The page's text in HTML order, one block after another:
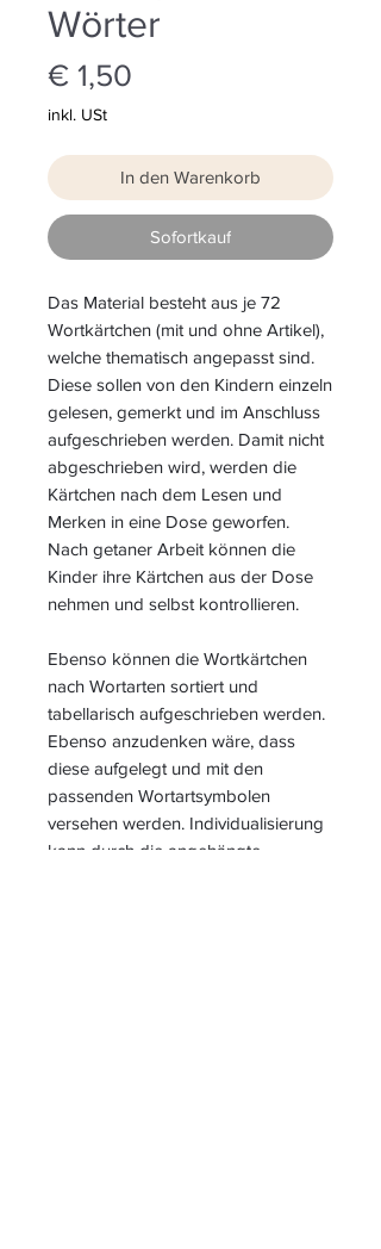
Wörter
€ 1,50
inkl. USt
In den Warenkorb
Sofortkauf
Das Material besteht aus je 72
Wortkärtchen (mit und ohne Artikel),
welche thematisch angepasst sind.
Diese sollen von den Kindern einzeln
gelesen, gemerkt und im Anschluss
aufgeschrieben werden. Damit nicht
abgeschrieben wird, werden die
Kärtchen nach dem Lesen und
Merken in eine Dose geworfen.
Nach getaner Arbeit können die
Kinder ihre Kärtchen aus der Dose
nehmen und selbst kontrollieren.
Ebenso können die Wortkärtchen
nach Wortarten sortiert und
tabellarisch aufgeschrieben werden.
Ebenso anzudenken wäre, dass
diese aufgelegt und mit den
passenden Wortartsymbolen
versehen werden. Individualisierung
kann durch die angehängte